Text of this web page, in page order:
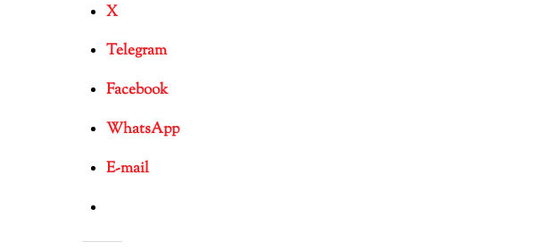
X
Telegram
Facebook
WhatsApp
E-mail